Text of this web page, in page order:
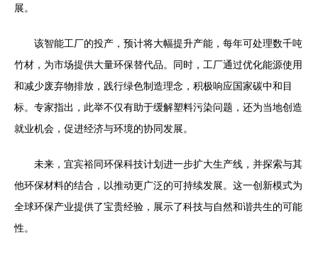
展。
该智能工厂的投产，预计将大幅提升产能，每年可处理数千吨
竹材，为市场提供大量环保替代品。同时，工厂通过优化能源使用
和减少废弃物排放，践行绿色制造理念，积极响应国家碳中和目
标。专家指出，此举不仅有助于缓解塑料污染问题，还为当地创造
就业机会，促进经济与环境的协同发展。
未来，宜宾裕同环保科技计划进一步扩大生产线，并探索与其
他环保材料的结合，以推动更广泛的可持续发展。这一创新模式为
全球环保产业提供了宝贵经验，展示了科技与自然和谐共生的可能
性。